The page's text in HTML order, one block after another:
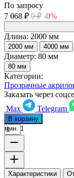
По запросу
7 068 ₽ 0 ₽ -0%
Длина: 2000 мм
2000 мм 4000 мм
Диаметр: 80 мм
80 мм
Категории:
Прозрачные
Заказать через
Max
Telegram
В корзину
мин. 1
Характеристики